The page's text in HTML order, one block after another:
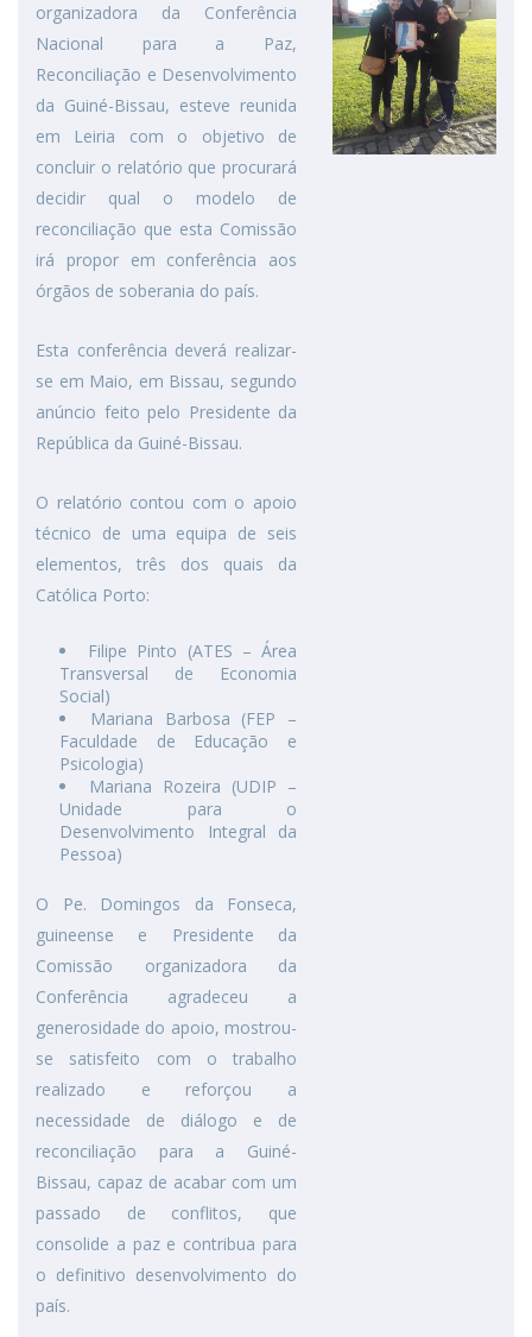
organizadora da Conferência
Nacional para a Paz,
Reconciliação e Desenvolvimento
da Guiné-Bissau, esteve reunida
em Leiria com o objetivo de
concluir o relatório que procurará
decidir qual o modelo de
reconciliação que esta Comissão
irá propor em conferência aos
órgãos de soberania do país.
Esta conferência deverá realizar-
se em Maio, em Bissau, segundo
anúncio feito pelo Presidente da
República da Guiné-Bissau.
O relatório contou com o apoio
técnico de uma equipa de seis
elementos, três dos quais da
Católica Porto:
Filipe Pinto (ATES – Área
Transversal de Economia
Social)
Mariana Barbosa (FEP –
Faculdade de Educação e
Psicologia)
Mariana Rozeira (UDIP –
Unidade para o
Desenvolvimento Integral da
Pessoa)
O Pe. Domingos da Fonseca,
guineense e Presidente da
Comissão organizadora da
Conferência agradeceu a
generosidade do apoio, mostrou-
se satisfeito com o trabalho
realizado e reforçou a
necessidade de diálogo e de
reconciliação para a Guiné-
Bissau, capaz de acabar com um
passado de conflitos, que
consolide a paz e contribua para
o definitivo desenvolvimento do
país.